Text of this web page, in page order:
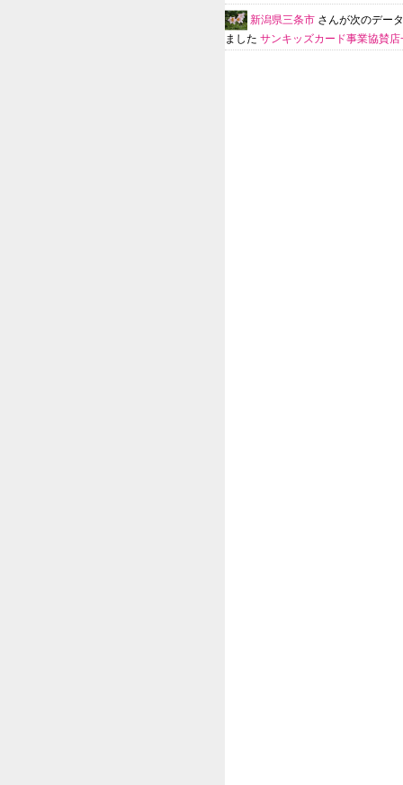
新潟県三条市 さんが次のデー
ました サンキッズカード事業協賛店